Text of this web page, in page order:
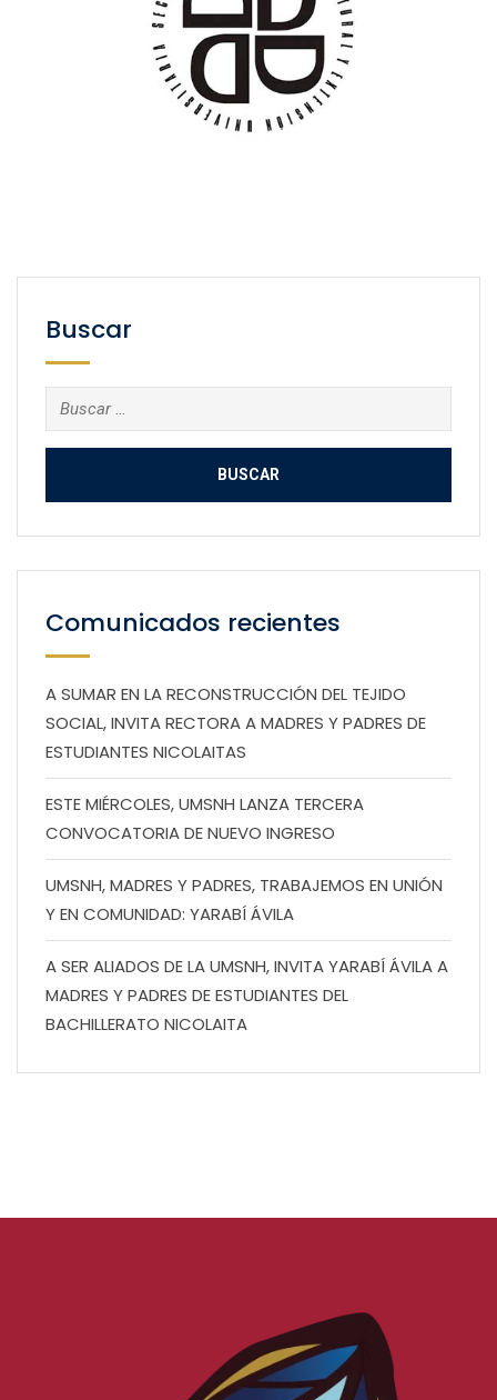
Buscar
Buscar:
Comunicados recientes
A SUMAR EN LA RECONSTRUCCIÓN DEL TEJIDO
SOCIAL, INVITA RECTORA A MADRES Y PADRES DE
ESTUDIANTES NICOLAITAS
ESTE MIÉRCOLES, UMSNH LANZA TERCERA
CONVOCATORIA DE NUEVO INGRESO
UMSNH, MADRES Y PADRES, TRABAJEMOS EN UNIÓN
Y EN COMUNIDAD: YARABÍ ÁVILA
A SER ALIADOS DE LA UMSNH, INVITA YARABÍ ÁVILA A
MADRES Y PADRES DE ESTUDIANTES DEL
BACHILLERATO NICOLAITA